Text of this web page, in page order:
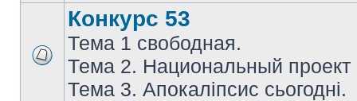
Конкурс 53
Тема 1 свободная.
Тема 2. Национальный проект
Тема 3. Апокаліпсис сьогодні.